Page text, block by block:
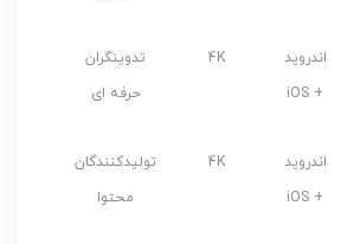
اندروید
+ iOS
4K
تدوینگران
حرفه ای
اندروید
+ iOS
4K
تولیدکنندگان
محتوا